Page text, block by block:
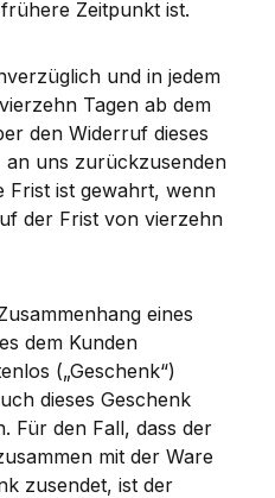
Zeitpunkt ist.
und in jedem
Tagen ab dem
den Widerruf dieses
uns zurückzusenden
Frist ist gewahrt, wenn
der Frist von vierzehn
eines
dem Kunden
(„Geschenk“)
dieses Geschenk
Für den Fall, dass der
mit der Ware
zusendet, ist der